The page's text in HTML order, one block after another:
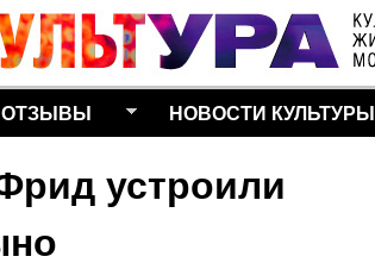
Перейти к основному
содержанию
ОТЗЫВЫ НОВОСТИ КУЛЬТУРЫ
устроили